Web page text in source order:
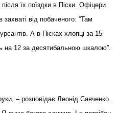
їх поїздки в Піски. Офіцери
від побаченого: “Там
А в Пісках хлопці за 15
12 за десятибальною шкалою”.
– розповідає Леонід Савченко.